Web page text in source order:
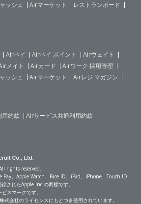
ッシュ Airマーケット
レストランボード
Airペイ Airペイ ポイント
Airウェイト
メイト Airカード
Airワーク 採用管理
ッシュ Airマーケット
Airレジ マガジン
用約款
Airサービス共通利用約款
rights reserved.
、Apple Watch、Face ID、iPad、iPhone、Touch ID
されたApple Inc.の商標です。
スマークです。
会社のライセンスにもとづき使用されています。